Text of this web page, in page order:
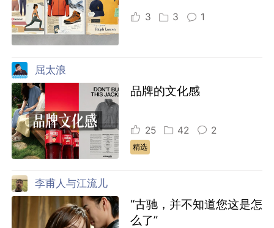
3 3 1
屈太浪
品牌的文化感
25 42 2
精选
李甫人与江流儿
“古驰，并不知道您这是怎
么了”